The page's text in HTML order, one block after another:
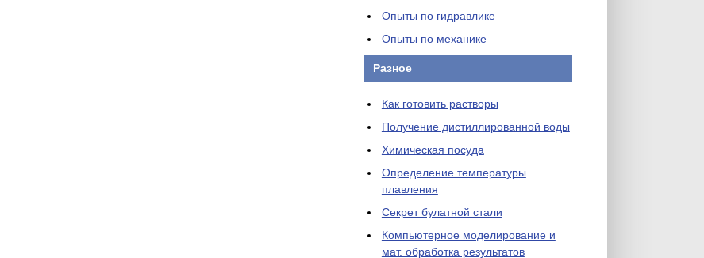
Опыты по гидравлике
Опыты по механике
Разное
Как готовить растворы
Получение дистиллированной воды
Химическая посуда
Определение температуры
плавления
Секрет булатной стали
Компьютерное моделирование и
мат. обработка результатов